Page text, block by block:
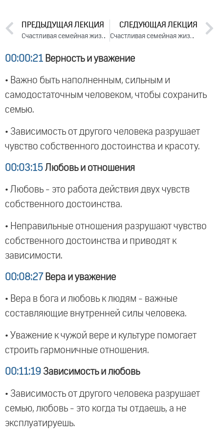
ПРЕДЫДУЩАЯ ЛЕКЦИЯ
Счастливая семейная жизнь. Лекция 1 (2017)
СЛЕДУЮЩАЯ ЛЕКЦИЯ
Счастливая семейная жизнь. Лекция 3 (2017)
00:00:21 Верность и уважение
• Важно быть наполненным, сильным и
самодостаточным человеком, чтобы сохранить
семью.
• Зависимость от другого человека разрушает
чувство собственного достоинства и красоту.
00:03:15 Любовь и отношения
• Любовь - это работа действия двух чувств
собственного достоинства.
• Неправильные отношения разрушают чувство
собственного достоинства и приводят к
зависимости.
00:08:27 Вера и уважение
• Вера в бога и любовь к людям - важные
составляющие внутренней силы человека.
• Уважение к чужой вере и культуре помогает
строить гармоничные отношения.
00:11:19 Зависимость и любовь
• Зависимость от другого человека разрушает
семью, любовь - это когда ты отдаешь, а не
эксплуатируешь.